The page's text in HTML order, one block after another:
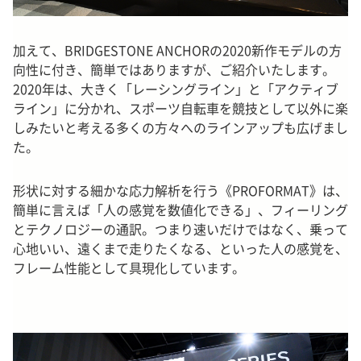
加えて、BRIDGESTONE ANCHORの2020新作モデルの方
向性に付き、簡単ではありますが、ご紹介いたします。
2020年は、大きく「レーシングライン」と「アクティブ
ライン」に分かれ、スポーツ自転車を競技として以外に楽
しみたいと考える多くの方々へのラインアップも広げまし
た。
形状に対する細かな応力解析を行う《PROFORMAT》は、
簡単に言えば「人の感覚を数値化できる」、フィーリング
とテクノロジーの通訳。つまり速いだけではなく、乗って
心地いい、遠くまで走りたくなる、といった人の感覚を、
フレーム性能として具現化しています。